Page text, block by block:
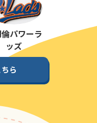
ップ
ップ
カップ
ップ
ップ
パワーラ
ッズ
ら